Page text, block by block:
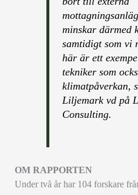
minskar därmed
samtidigt som vi
här är ett
tekniker som
klimatpåverkan,
Liljemark vd på
Consulting.
OM RAPPORTEN
Under två år har 104 forskare